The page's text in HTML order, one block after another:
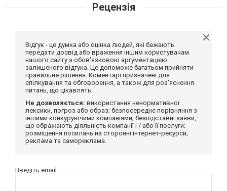
Рецензія
Відгук - це думка або оцінка людей, які бажають
передати досвід або враження іншим користувачам
нашого сайту з обов'язковою аргументацією
залишеного відгука. Це допоможе багатьом прийняти
правильне рішення. Коментарі призначені для
спілкування та обговорення, а також для роз'яснення
питань, що цікавлять.
Не дозволяється: використання ненормативної
лексики, погроз або образ; безпосереднє порівняння з
іншими конкуруючими компаніями; безпідставні заяви,
що ображають діяльність компанії і / або її послуги;
розміщення посилань на сторонні інтернет-ресурси;
реклама та самореклама.
Введіть email: